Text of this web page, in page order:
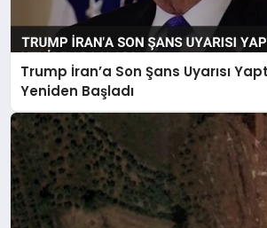
Trump İran’a Son Şans Uyarısı
Yeniden Başladı